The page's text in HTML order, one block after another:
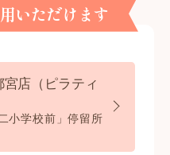
いただけます
店（ピラティ
小学校前」停留所